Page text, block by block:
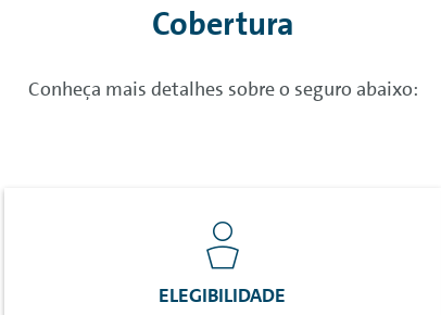
Cobertura
Conheça mais detalhes sobre o seguro abaixo:
ELEGIBILIDADE